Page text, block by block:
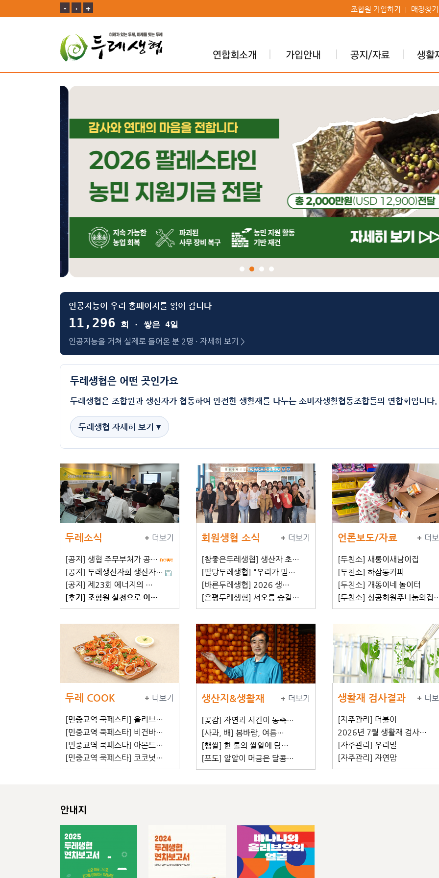
- ㆍ + 조합원 가입하기 매장찾기
인공지능이 우리 홈페이지를 읽어 갑니다
11,296 회 · 쌓은 4일
인공지능을 거쳐 실제로 들어온 분 2명 · 자세히 보기 >
두레생협은 어떤 곳인가요
두레생협은 조합원과 생산자가 협동하여 안전한 생활재를 나누는 소비자생활협동조합들의 연합회입니다.
두레생협 자세히 보기
두레소식
[공지] 생협 주무부처가 공…
[공지] 두레생산자회 생산자…
[공지] 제23회 에너지의 …
[후기] 조합원 실천으로 이…
더보기 회원생협 소식
[참좋은두레생협] 생산자 초…
[팔당두레생협] "우리가 믿…
[바른두레생협] 2026 생…
[은평두레생협] 서오릉 숲길…
더보기 언론보도/자료
[두친소] 새롱이새남이집
[두친소] 하삼동커피
[두친소] 개똥이네 놀이터
[두친소] 성공회원주나눔의집
더
두레 COOK
[민중교역 쿡페스타] 올리브…
[민중교역 쿡페스타] 비건바…
[민중교역 쿡페스타] 아몬드…
[민중교역 쿡페스타] 코코넛…
더보기 생산지&생활재
[곶감] 자연과 시간이 농축…
[사과, 배] 봄바람, 여름…
[햅쌀] 한 톨의 쌀알에 담…
[포도] 알알이 머금은 달콤…
더보기 생활재 검사결과
[자주관리] 더불어
2026년 7월 생활재 검사…
[자주관리] 우리밀
[자주관리] 자연맘
더